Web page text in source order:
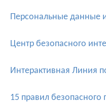
Персональные данные
Центр безопасного
Интерактивная Линия
15 правил безопасного